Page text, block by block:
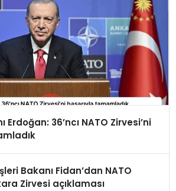
Erdoğan: 36’ncı NATO Zirvesi’ni
Bakanı Fidan’dan NATO
Zirvesi açıklaması